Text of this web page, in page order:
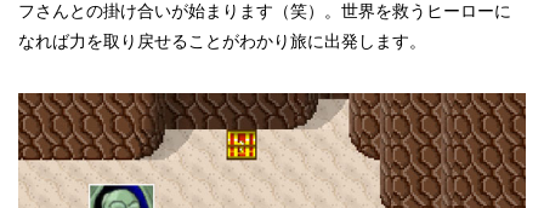
フさんとの掛け合いが始まります（笑）。世界を救うヒーローに
なれば力を取り戻せることがわかり旅に出発します。